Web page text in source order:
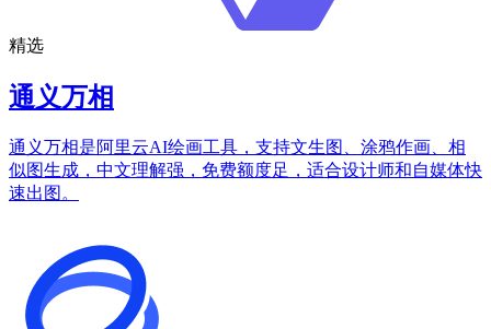
精选
通义万相
通义万相是阿里云AI绘画工具，支持文生图、涂鸦作画、相
似图生成，中文理解强，免费额度足，适合设计师和自媒体快
速出图。